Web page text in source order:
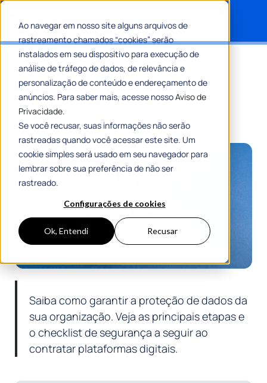
Ao navegar em nosso site alguns arquivos de
rastreamento chamados “cookies” serão
instalados em seu dispositivo para execução de
análise de tráfego de dados, de relevância e
personalização de conteúdo e endereçamento de
anúncios. Para saber mais, acesse nossoAviso de
Privacidade.
Se você recusar, suas informações não serão
rastreadas quando você acessar este site. Um
cookie simples será usado em seu navegador para
lembrar sobre sua preferência de não ser
rastreado.
Configurações de cookies
Ok, Entendi Recusar
Como garantir a segurança de
dados ao escolher um sistema
PorRomulo Ribeiro Teixeira
9 Min De Leitura
Saiba como garantir a proteção de dados da
sua organização. Veja as principais etapas e
o checklist de segurança a seguir ao
contratar plataformas digitais.